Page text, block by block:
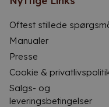
Oftest stillede
Manualer
Presse
Cookie &
Salgs- og
leveringsbetingelser